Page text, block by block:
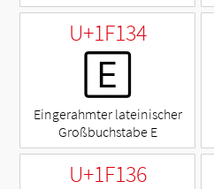
U+1F134
🄴
Eingerahmter lateinischer
Großbuchstabe E
U+1F136